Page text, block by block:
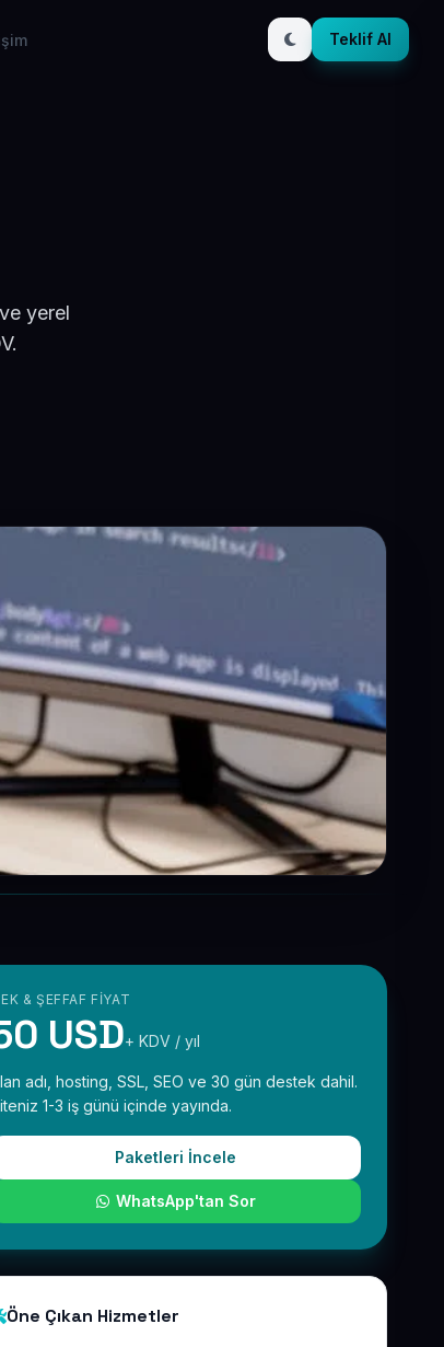
Teklif Al
yerel
& ŞEFFAF FIYAT
USD+ KDV / yıl
adı, hosting, SSL, SEO ve 30 gün destek dahil.
1-3 iş günü içinde yayında.
Paketleri İncele
WhatsApp'tan Sor
Öne Çıkan Hizmetler